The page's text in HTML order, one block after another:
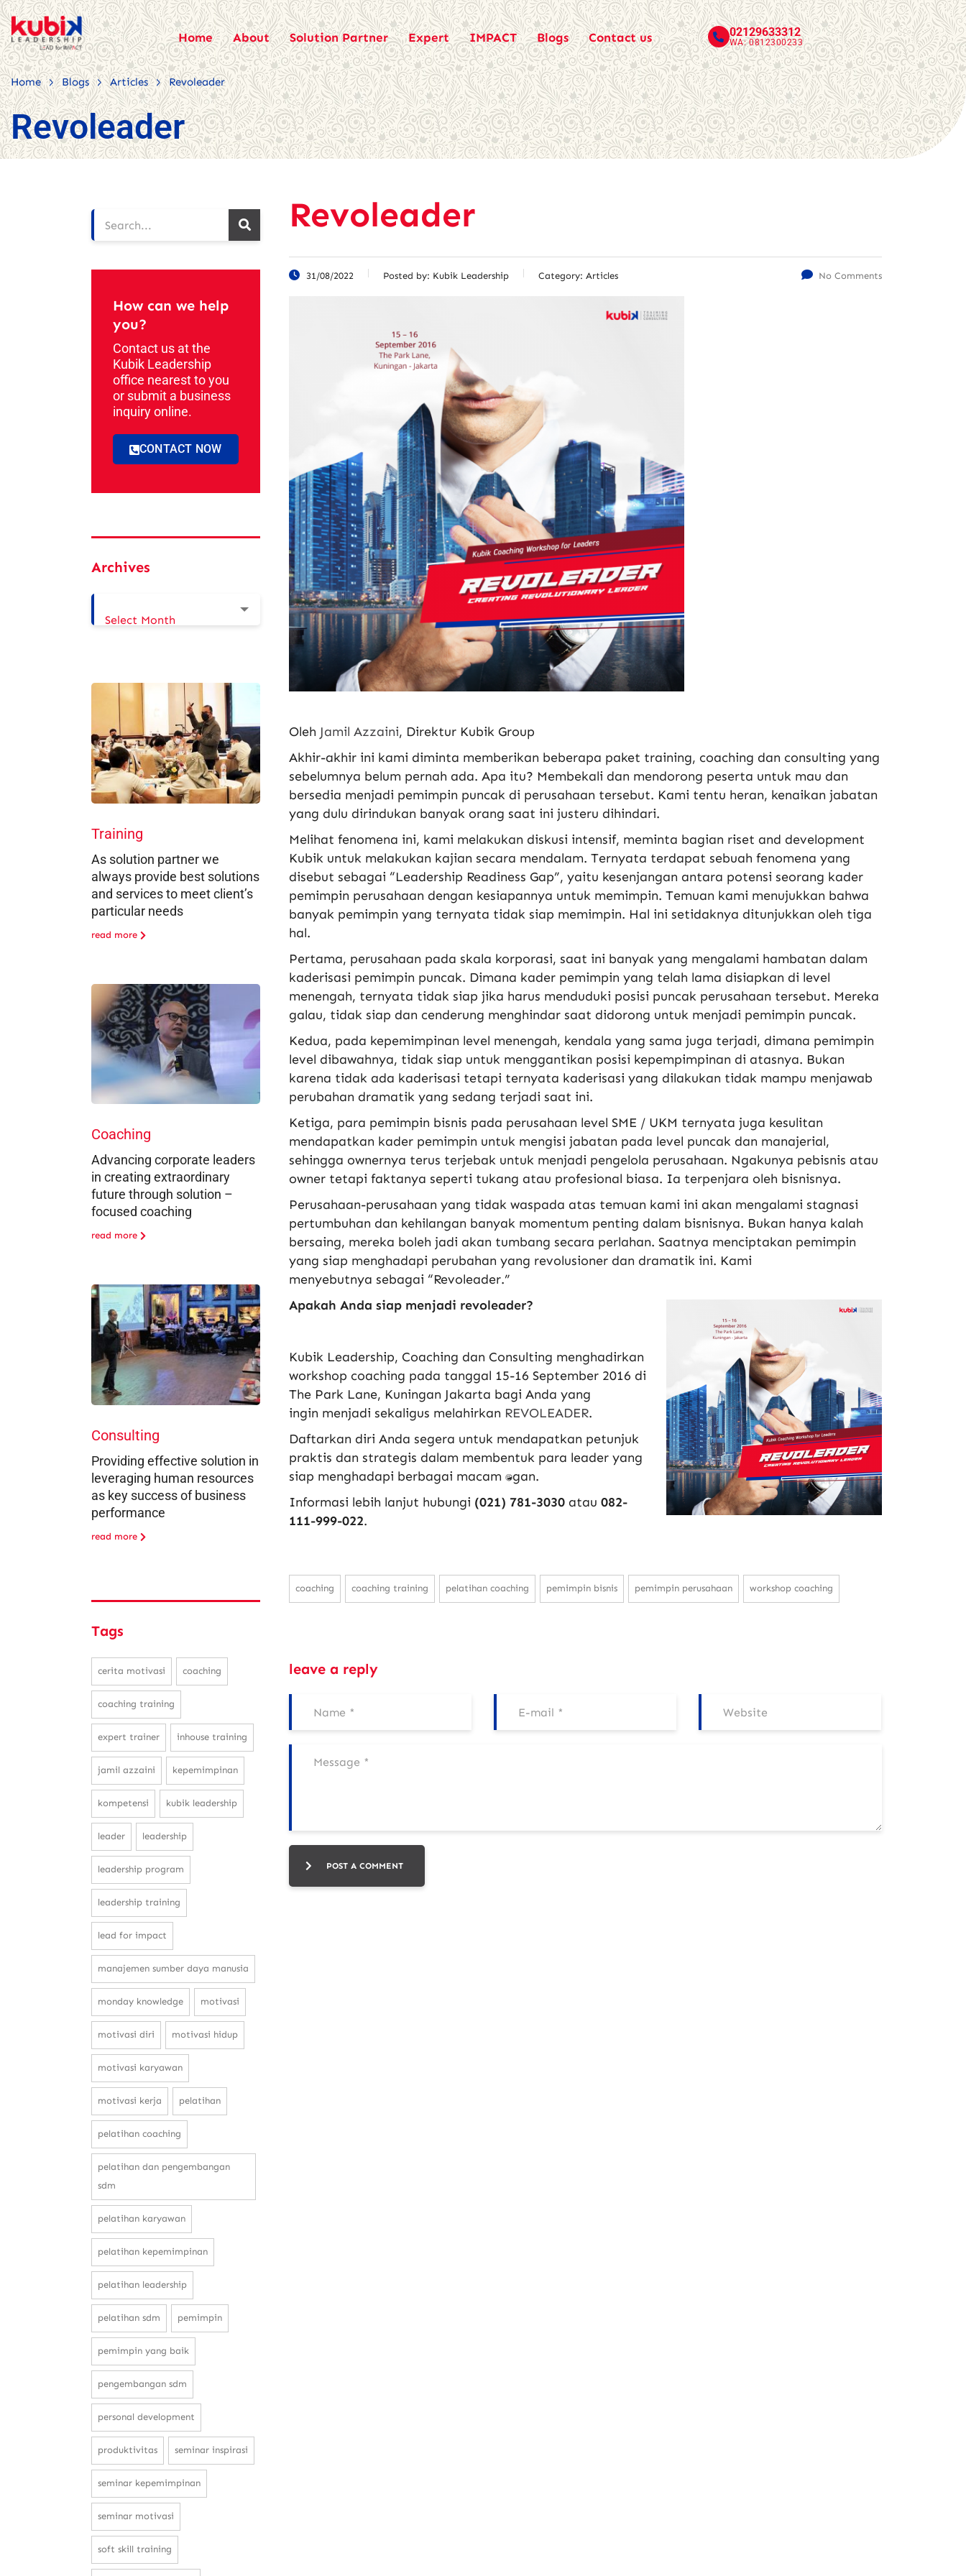
Home About Solution Partner Expert IMPACT Blogs Contact us 02129633312
WA: 0812300233
Home > Blogs > Articles > Revoleader
Revoleader
Revoleader
31/08/2022 Posted by: Kubik Leadership Category: Articles No Comments
Oleh Jamil Azzaini, Direktur Kubik Group
Akhir-akhir ini kami diminta memberikan beberapa paket training, coaching dan consulting yang
sebelumnya belum pernah ada. Apa itu? Membekali dan mendorong peserta untuk mau dan
bersedia menjadi pemimpin puncak di perusahaan tersebut. Kami tentu heran, kenaikan jabatan
yang dulu dirindukan banyak orang saat ini justeru dihindari.
Melihat fenomena ini, kami melakukan diskusi intensif, meminta bagian riset and development
Kubik untuk melakukan kajian secara mendalam. Ternyata terdapat sebuah fenomena yang
disebut sebagai “Leadership Readiness Gap”, yaitu kesenjangan antara potensi seorang kader
pemimpin perusahaan dengan kesiapannya untuk memimpin. Temuan kami menujukkan bahwa
banyak pemimpin yang ternyata tidak siap memimpin. Hal ini setidaknya ditunjukkan oleh tiga
hal.
Pertama, perusahaan pada skala korporasi, saat ini banyak yang mengalami hambatan dalam
kaderisasi pemimpin puncak. Dimana kader pemimpin yang telah lama disiapkan di level
menengah, ternyata tidak siap jika harus menduduki posisi puncak perusahaan tersebut. Mereka
galau, tidak siap dan cenderung menghindar saat didorong untuk menjadi pemimpin puncak.
Kedua, pada kepemimpinan level menengah, kendala yang sama juga terjadi, dimana pemimpin
level dibawahnya, tidak siap untuk menggantikan posisi kepempimpinan di atasnya. Bukan
karena tidak ada kaderisasi tetapi ternyata kaderisasi yang dilakukan tidak mampu menjawab
perubahan dramatik yang sedang terjadi saat ini.
Ketiga, para pemimpin bisnis pada perusahaan level SME / UKM ternyata juga kesulitan
mendapatkan kader pemimpin untuk mengisi jabatan pada level puncak dan manajerial,
sehingga ownernya terus terjebak untuk menjadi pengelola perusahaan. Ngakunya pebisnis atau
owner tetapi faktanya seperti tukang atau profesional biasa. Ia terpenjara oleh bisnisnya.
Perusahaan-perusahaan yang tidak waspada atas temuan kami ini akan mengalami stagnasi
pertumbuhan dan kehilangan banyak momentum penting dalam bisnisnya. Bukan hanya kalah
bersaing, mereka boleh jadi akan tumbang secara perlahan. Saatnya menciptakan pemimpin
yang siap menghadapi perubahan yang revolusioner dan dramatik ini. Kami
menyebutnya sebagai “Revoleader.”
Apakah Anda siap menjadi revoleader?
Kubik Leadership, Coaching dan Consulting menghadirkan
workshop coaching pada tanggal 15-16 September 2016 di
The Park Lane, Kuningan Jakarta bagi Anda yang
ingin menjadi sekaligus melahirkan REVOLEADER.
Daftarkan diri Anda segera untuk mendapatkan petunjuk
praktis dan strategis dalam membentuk para leader yang
siap menghadapi berbagai macam tantangan.
Informasi lebih lanjut hubungi (021) 781-3030 atau 082-
111-999-022.
coaching coaching training pelatihan coaching pemimpin bisnis pemimpin perusahaan workshop coaching
leave a reply
POST A COMMENT
How can we help
you?
Contact us at the
Kubik Leadership
office nearest to you
or submit a business
inquiry online.
CONTACT NOW
Archives
Select Month
Training
As solution partner we
always provide best solutions
and services to meet client’s
particular needs
read more
Coaching
Advancing corporate leaders
in creating extraordinary
future through solution –
focused coaching
read more
Consulting
Providing effective solution in
leveraging human resources
as key success of business
performance
read more
Tags
cerita motivasi coaching
coaching training
expert trainer inhouse training
jamil azzaini kepemimpinan
kompetensi kubik leadership
leader leadership
leadership program
leadership training
lead for impact
manajemen sumber daya manusia
monday knowledge motivasi
motivasi diri motivasi hidup
motivasi karyawan
motivasi kerja pelatihan
pelatihan coaching
pelatihan dan pengembangan
sdm
pelatihan karyawan
pelatihan kepemimpinan
pelatihan leadership
pelatihan sdm pemimpin
pemimpin yang baik
pengembangan sdm
personal development
produktivitas seminar inspirasi
seminar kepemimpinan
seminar motivasi
soft skill training